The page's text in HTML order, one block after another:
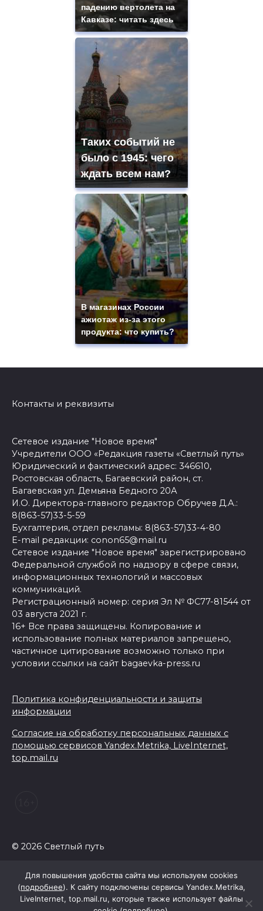
падению вертолета на
Кавказе: читать здесь
Таких событий не
было с 1945: чего
ждать всем нам?
В магазинах России
ажиотаж из-за этого
продукта: что купить?
Контакты и реквизиты
Сетевое издание "Новое время"
Учредители ООО «Редакция газеты «Светлый путь»
Юридический и фактический адрес: 346610,
Ростовская область, Багаевский район, ст.
Багаевская ул. Демьяна Бедного 20А
И.О. Директора-главного редактор Обручев Д.А.:
8(863-57)33-5-59
Бухгалтерия, отдел рекламы: 8(863-57)33-4-80
E-mail редакции: conon65@mail.ru
Сетевое издание "Новое время" зарегистрировано
Федеральной службой по надзору в сфере связи,
информационных технологий и массовых
коммуникаций.
Регистрационный номер: серия Эл № ФС77-81544 от
03 августа 2021 г.
16+ Все права защищены. Копирование и
использование полных материалов запрещено,
частичное цитирование возможно только при
условии ссылки на сайт bagaevka-press.ru
Политика конфиденциальности и защиты
информации
Согласие на обработку персональных данных с
помощью сервисов Yandex.Metrika, LiveInternet,
top.mail.ru
© 2026 Светлый путь
Для повышения удобства сайта мы используем cookies
(подробнее). К сайту подключены сервисы Yandex.Metrika,
LiveInternet, top.mail.ru, которые также использует файлы